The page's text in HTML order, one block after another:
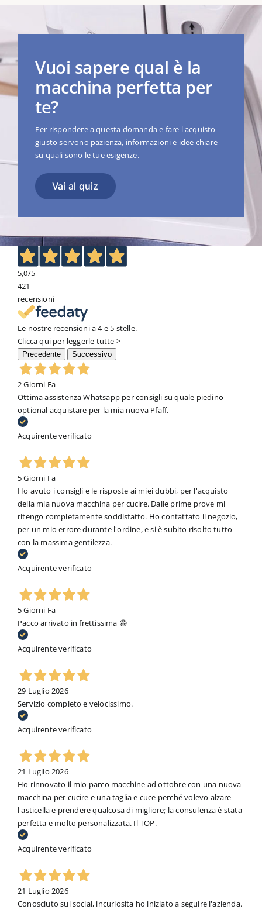
Vuoi sapere qual è la
macchina perfetta per
te?
Per rispondere a questa domanda e fare l acquisto
giusto servono pazienza, informazioni e idee chiare
su quali sono le tue esigenze.
Vai al quiz
5,0/5
421
recensioni
Le nostre recensioni a 4 e 5 stelle.
Clicca qui per leggerle tutte >
Precedente Successivo
2 Giorni Fa
Ottima assistenza Whatsapp per consigli su quale piedino
optional acquistare per la mia nuova Pfaff.
Acquirente verificato
5 Giorni Fa
Ho avuto i consigli e le risposte ai miei dubbi, per l'acquisto
della mia nuova macchina per cucire. Dalle prime prove mi
ritengo completamente soddisfatto. Ho contattato il negozio,
per un mio errore durante l'ordine, e si è subito risolto tutto
con la massima gentilezza.
Acquirente verificato
5 Giorni Fa
Pacco arrivato in frettissima 😁
Acquirente verificato
29 Luglio 2026
Servizio completo e velocissimo.
Acquirente verificato
21 Luglio 2026
Ho rinnovato il mio parco macchine ad ottobre con una nuova
macchina per cucire e una taglia e cuce perché volevo alzare
l'asticella e prendere qualcosa di migliore; la consulenza è stata
perfetta e molto personalizzata. Il TOP.
Acquirente verificato
21 Luglio 2026
Conosciuto sui social, incuriosita ho iniziato a seguire l'azienda.